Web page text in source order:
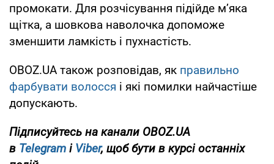
промокати. Для розчісування підійде м’яка
щітка, а шовкова наволочка допоможе
зменшити ламкість і пухнастість.
OBOZ.UA також розповідав, як правильно
фарбувати волосся і які помилки найчастіше
допускають.
Підписуйтесь на канали OBOZ.UA
в Telegram і Viber, щоб бути в курсі останніх